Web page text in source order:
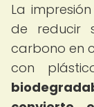
La
de reducir
carbono en
con